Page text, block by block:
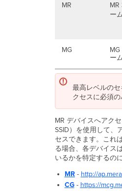
MR
MR
ー
MG
MG
ー
最高レベルの
クセスに必須
MR デバイスへアク
SSID）を使用して、
セスできます。これ
る場合、各デバイス
いるかを特定するの
MR- http://
CG- https://